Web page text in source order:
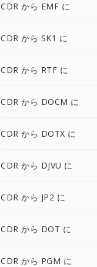
CDR から EMF に
CDR から SK1 に
CDR から RTF に
CDR から DOCM に
CDR から DOTX に
CDR から DJVU に
CDR から JP2 に
CDR から DOT に
CDR から PGM に